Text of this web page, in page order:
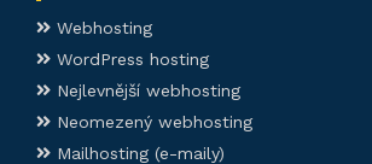
Webhosting
WordPress hosting
Nejlevnější webhosting
Neomezený webhosting
Mailhosting (e-maily)